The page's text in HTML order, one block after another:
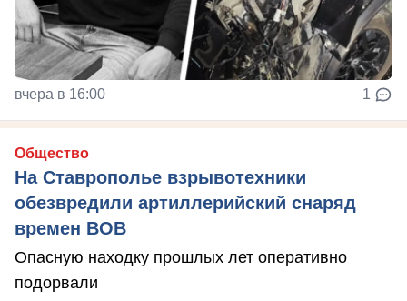
вчера в 16:00 1
Общество
На Ставрополье взрывотехники
обезвредили артиллерийский снаряд
времен ВОВ
Опасную находку прошлых лет оперативно
подорвали